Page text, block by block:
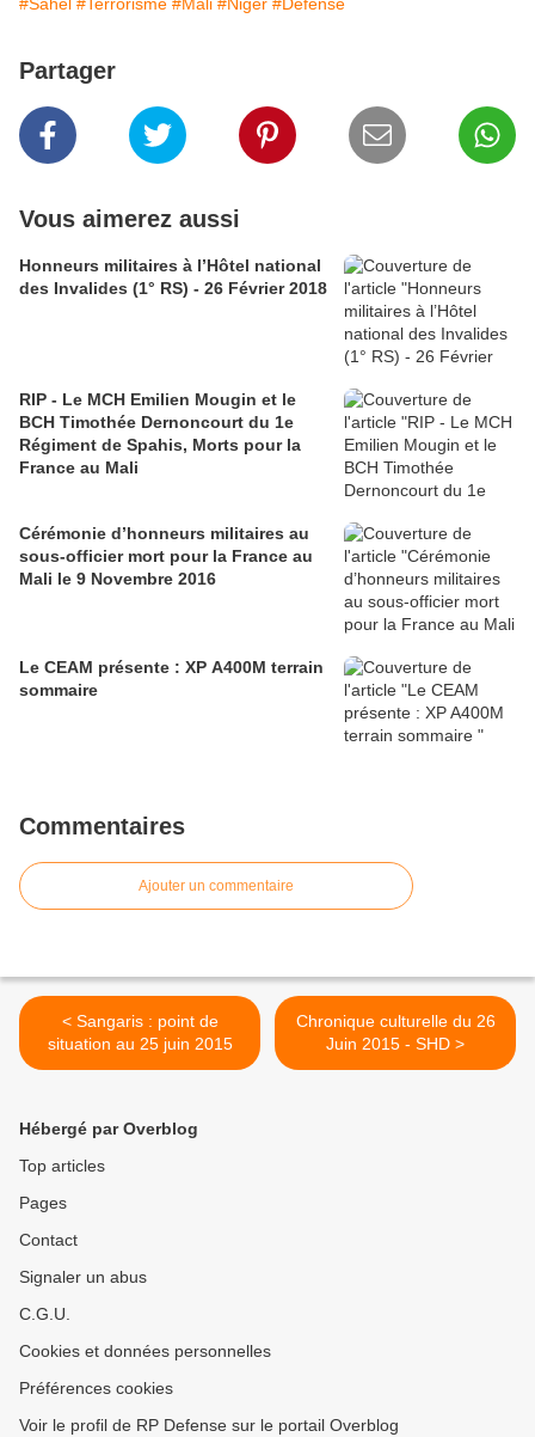
Partager
Vous aimerez aussi
Honneurs militaires à l’Hôtel national
des Invalides (1° RS) - 26 Février 2018
RIP - Le MCH Emilien Mougin et le
BCH Timothée Dernoncourt du 1e
Régiment de Spahis, Morts pour la
France au Mali
Cérémonie d’honneurs militaires au
sous-officier mort pour la France au
Mali le 9 Novembre 2016
Le CEAM présente : XP A400M terrain
sommaire
Commentaires
Ajouter un commentaire
< Sangaris : point de
situation au 25 juin 2015
Chronique culturelle du 26
Juin 2015 - SHD >
Hébergé par Overblog
Top articles
Pages
Contact
Signaler un abus
C.G.U.
Cookies et données personnelles
Préférences cookies
Voir le profil de RP Defense sur le portail Overblog